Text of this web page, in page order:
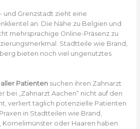
und Grenzstadt zieht eine
an. Die Nähe zu Belgien und
mehrsprachige Online-Präsenz zu
Stadtteile wie Brand,
bieten noch viel ungenutztes
aller Patientensuchen ihren Zahnarzt
bei „Zahnarzt Aachen“ nicht auf den
verliert täglich potenzielle Patienten
in Stadtteilen wie Brand,
Kornelimünster oder Haaren haben